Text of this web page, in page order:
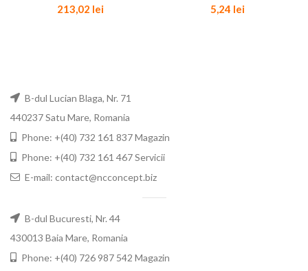
213,02 lei 5,24 lei
B-dul Lucian Blaga, Nr. 71
440237 Satu Mare, Romania
Phone: +(40) 732 161 837 Magazin
Phone: +(40) 732 161 467 Servicii
E-mail: contact@ncconcept.biz
B-dul Bucuresti, Nr. 44
430013 Baia Mare, Romania
Phone: +(40) 726 987 542 Magazin